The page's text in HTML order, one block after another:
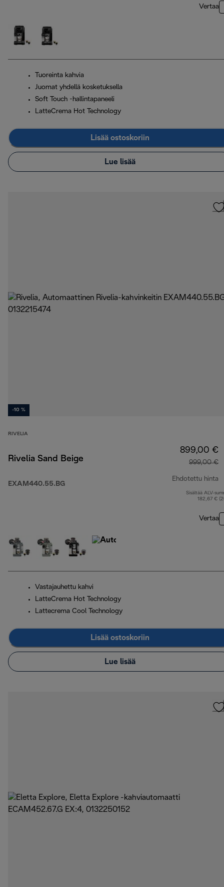
Vertaa
Tuoreinta kahvia
Juomat yhdellä kosketuksella
Soft Touch -hallintapaneeli
LatteCrema Hot Technology
Lisää ostoskoriin
Lue lisää
-10 %
RIVELIA
Rivelia Sand Beige
EXAM440.55.BG
899,00 €
999,00 €
Ehdotettu hinta
Sisältää ALV-
182,67 €
Vertaa
Vastajauhettu kahvi
LatteCrema Hot Technology
Lattecrema Cool Technology
Lisää ostoskoriin
Lue lisää